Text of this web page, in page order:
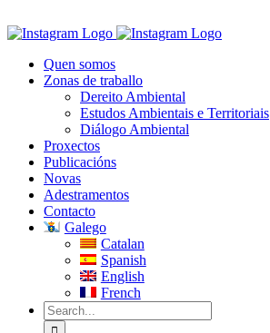
Quen somos
Zonas de traballo
Dereito Ambiental
Estudos Ambientais e Territoriais
Diálogo Ambiental
Proxectos
Publicacións
Novas
Adestramentos
Contacto
Galego
Catalan
Spanish
English
French
Search
for: